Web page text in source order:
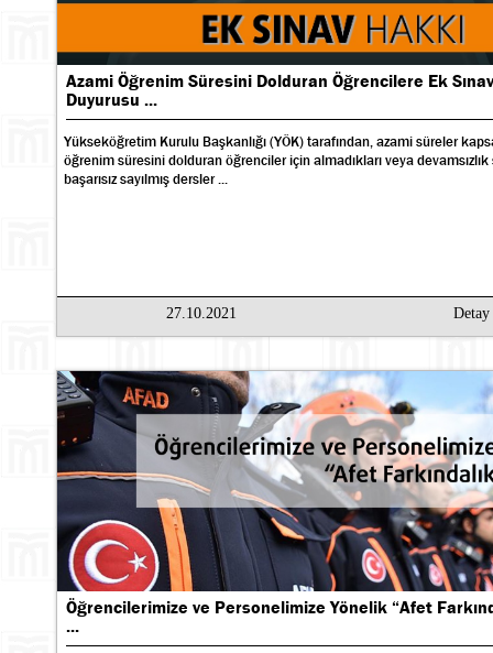
Azami Öğrenim Süresini Dolduran Öğrencilere Ek
Duyurusu ...
Yükseköğretim Kurulu Başkanlığı (YÖK) tarafından, azami süreler
öğrenim süresini dolduran öğrenciler için almadıkları veya
başarısız sayılmış dersler ...
27.10.2021
Öğrencilerimize ve Personelimize Yönelik “Afet
...